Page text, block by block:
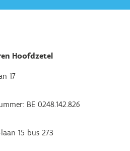
Hoofdzetel
17
BE 0248.142.826
15 bus 273